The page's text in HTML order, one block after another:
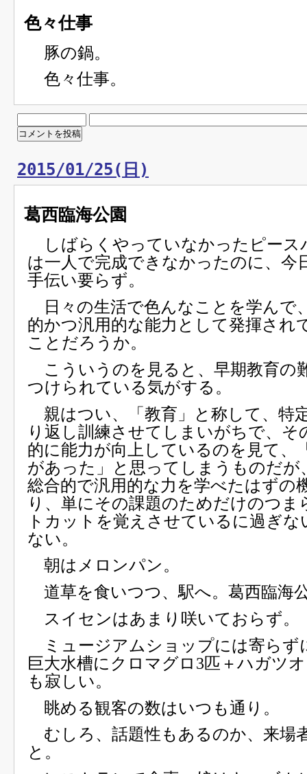
色々仕事
豚の鍋。
色々仕事。
2015/01/25(日)
葛西臨海公園
しばらくやっていなかったピース
は一人で完成できなかったのに、今
手伝い要らず。
日々の生活で色んなことを学んで
的かつ汎用的な能力として発揮され
ことだろうか。
こういうのを見ると、早期教育の
つけられている気がする。
親はつい、「教育」と称して、特
り返し訓練させてしまいがちで、そ
的に能力が向上しているのを見て、
があった」と思ってしまうものだが
総合的で汎用的な力を学べたはずの
り、単にその課題のためだけのつま
トカットを覚えさせているに過ぎ
ない。
朝はメロンパン。
道草を食いつつ、駅へ。葛西臨海
スイセンはあまり咲いておらず。
ミュージアムショップには寄らず
巨大水槽にクロマグロ3匹＋ハガツ
も寂しい。
眺める観客の数はいつも通り。
むしろ、話題性もあるのか、来場
と。